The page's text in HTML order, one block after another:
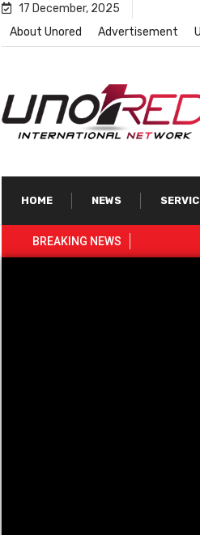
17 December, 2025
About Unored
Advertisement
HOME NEWS
BREAKING NEWS Vida Visión